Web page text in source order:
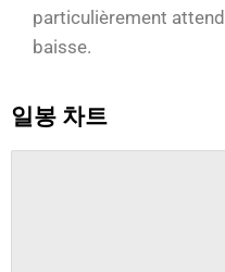
particulièrement
baisse.
일봉 차트